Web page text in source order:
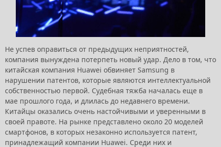
Не успев оправиться от предыдущих неприятностей,
компания вынуждена потерпеть новый удар. Дело в том, что
китайская компания Huawei обвиняет Samsung в
нарушении патентов, которые являются интеллектуальной
собственностью первой. Судебная тяжба началась еще в
мае прошлого года, и длилась до недавнего времени.
Китайцы оказались очень настойчивыми и уверенными в
своей правоте. На рынке представлено около 20 моделей
смартфонов, в которых незаконно используется патент,
принадлежащий компании Huawei. Среди них и